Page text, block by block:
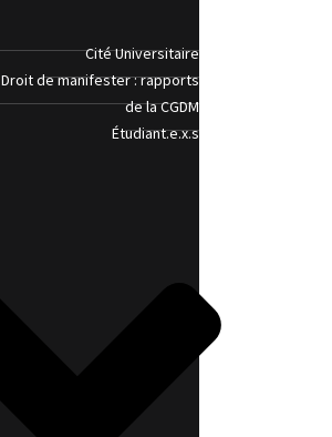
Cité Universitaire
Droit de manifester : rapports
de la CGDM
Étudiant.e.x.s